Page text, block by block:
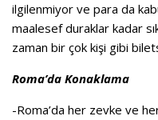
ilgilenmiyor ve para da
maalesef duraklar kadar
zaman bir çok kişi gibi
Roma’da Konaklama
-Roma’da her zevke ve